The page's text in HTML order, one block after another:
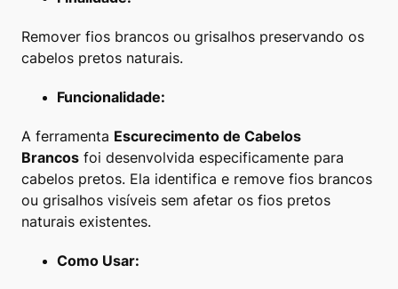
Remover fios brancos ou grisalhos preservando os
cabelos pretos naturais.
Funcionalidade:
A ferramenta Escurecimento de Cabelos
Brancos foi desenvolvida especificamente para
cabelos pretos. Ela identifica e remove fios brancos
ou grisalhos visíveis sem afetar os fios pretos
naturais existentes.
Como Usar: